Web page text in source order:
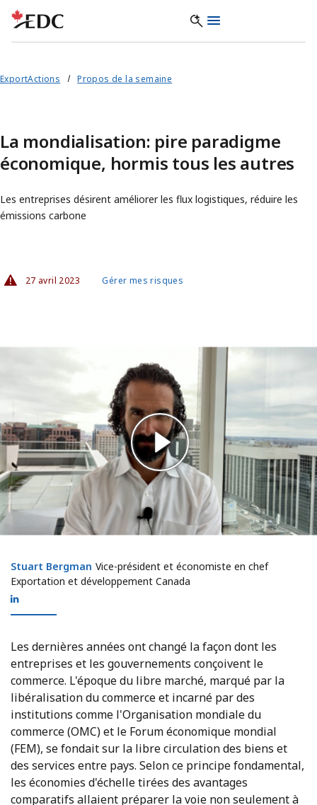
ExportActions Propos de la semaine
La mondialisation: pire paradigme
économique, hormis tous les autres
Les entreprises désirent améliorer les flux logistiques, réduire les
émissions carbone
27 avril 2023 Gérer mes risques
Stuart Bergman
Stuart Bergman Vice-président et économiste en chef
Exportation et développement Canada
Les dernières années ont changé la façon dont les
entreprises et les gouvernements conçoivent le
commerce. L'époque du libre marché, marqué par la
libéralisation du commerce et incarné par des
institutions comme l'Organisation mondiale du
commerce (OMC) et le Forum économique mondial
(FEM), se fondait sur la libre circulation des biens et
des services entre pays. Selon ce principe fondamental,
les économies d'échelle tirées des avantages
comparatifs allaient préparer la voie non seulement à